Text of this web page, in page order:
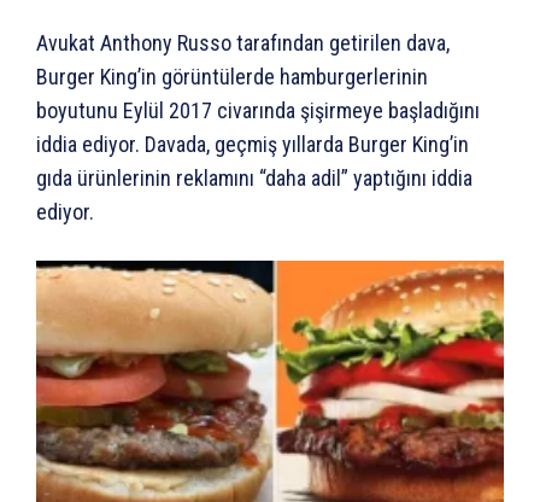
Avukat Anthony Russo tarafından getirilen dava,
Burger King’in görüntülerde hamburgerlerinin
boyutunu Eylül 2017 civarında şişirmeye başladığını
iddia ediyor. Davada, geçmiş yıllarda Burger King’in
gıda ürünlerinin reklamını “daha adil” yaptığını iddia
ediyor.